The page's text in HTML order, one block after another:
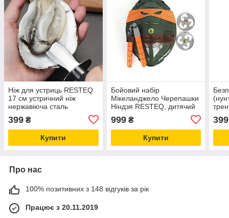
Ніж для устриць RESTEQ
17 см устричний ніж
нержавіюча сталь
розкриття устриць
399 ₴
Купити
Бойовий набір
Мікеланджело Черепашки
Ніндзя RESTEQ, дитячий
набір зі зброєю пов`язкою
панцирем та сюрикенами
999₴
Купити
399
Про нас
100% позитивних з 148 відгуків за рік
Працює з 20.11.2019